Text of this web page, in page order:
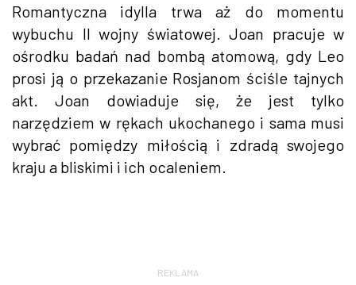
Romantyczna idylla trwa aż do momentu
wybuchu II wojny światowej. Joan pracuje w
ośrodku badań nad bombą atomową, gdy Leo
prosi ją o przekazanie Rosjanom ściśle tajnych
akt. Joan dowiaduje się, że jest tylko
narzędziem w rękach ukochanego i sama musi
wybrać pomiędzy miłością i zdradą swojego
kraju a bliskimi i ich ocaleniem.
REKLAMA